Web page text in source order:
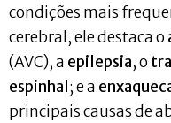
condições mais
cerebral, ele destaca o
(AVC), a epilepsia, o
espinhal ; e a
principais causas de